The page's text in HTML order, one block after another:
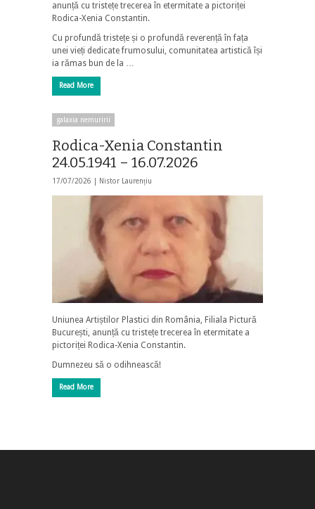
anunță cu tristețe trecerea în etermitate a pictoriței
Rodica-Xenia Constantin.
Cu profundă tristețe și o profundă reverență în fața
unei vieți dedicate frumosului, comunitatea artistică își
ia rămas bun de la …
Read More
galaxia nemuririi
Rodica-Xenia Constantin
24.05.1941 – 16.07.2026
17/07/2026 | Nistor Laurențiu
Uniunea Artiștilor Plastici din România, Filiala Pictură
București, anunță cu tristețe trecerea în etermitate a
pictoriței Rodica-Xenia Constantin.
Dumnezeu să o odihnească!
Read More